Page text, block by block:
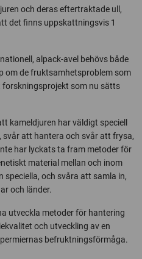
och deras eftertraktade ull,
det finns uppskattningsvis 1
alpack-avel behövs både
om de fruktsamhetsproblem som
som nu sätts
kameldjuren har väldigt speciell
svår att hantera och svår att frysa,
har lyckats ta fram metoder för
material mellan och inom
speciella, och svåra att samla in,
och länder.
utveckla metoder för hantering
och utveckling av en
befruktningsförmåga.